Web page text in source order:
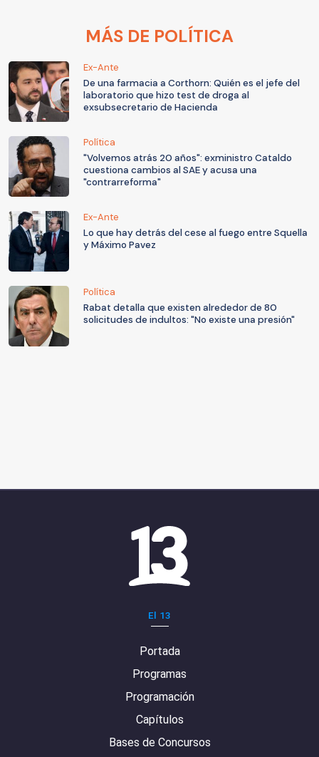
MÁS DE POLÍTICA
Ex-Ante
De una farmacia a Corthorn: Quién es el jefe del
laboratorio que hizo test de droga al
exsubsecretario de Hacienda
Política
"Volvemos atrás 20 años": exministro Cataldo
cuestiona cambios al SAE y acusa una
"contrarreforma"
Ex-Ante
Lo que hay detrás del cese al fuego entre Squella
y Máximo Pavez
Política
Rabat detalla que existen alrededor de 80
solicitudes de indultos: "No existe una presión"
El 13
Portada
Programas
Programación
Capítulos
Bases de Concursos